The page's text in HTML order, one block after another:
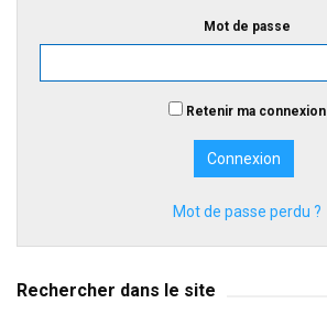
Mot de passe
Retenir ma connexion
Mot de passe perdu ?
Rechercher dans le site